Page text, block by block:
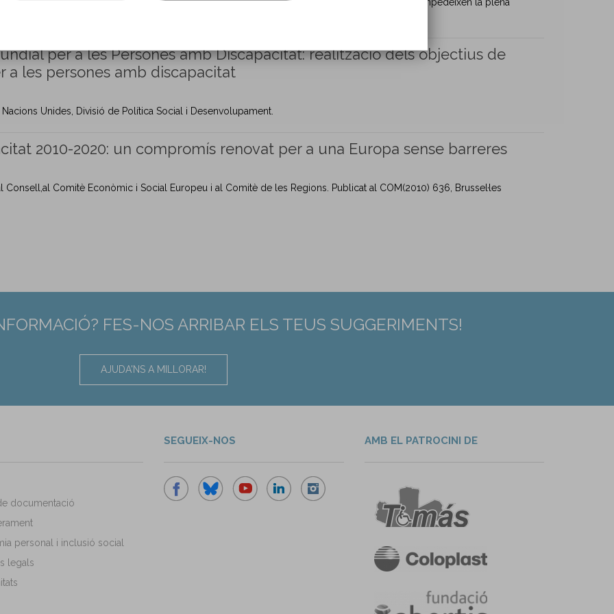
per a les Persones amb Discapacitat: realització dels objectius de
a les persones amb discapacitat
Unides, Divisió de Política Social i Desenvolupament.
2010-2020: un compromís renovat per a una Europa sense barreres
Comitè Econòmic i Social Europeu i al Comitè de les Regions. Publicat al COM(2010) 636, Brussel·les
FES-NOS ARRIBAR ELS TEUS SUGGERIMENTS!
AJUDA'NS A MILLORAR!
documentació
personal i inclusió social
legals
SEGUEIX-NOS AMB EL PATROCINI DE